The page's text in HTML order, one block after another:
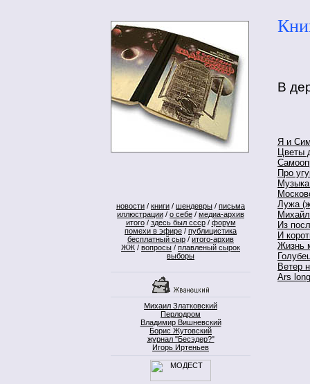
новости / книги / шендевры / письма
иллюстрации / о себе / медиа-архив
итого/ здесь был ссср/ форум
помехи в эфире / публицистика
бесплатный сыр / итого-архив
ЖЖ / вопросы / плавленый сырок
выборы
Михаил Златковский
Перлодром
Владимир Вишневский
Борис Жутовский
журнал "Бесэдер?"
Игорь Иртеньев
В
Я и
Цветы
Про
Лужа
Из
И
Жизнь
Ветер
Ars